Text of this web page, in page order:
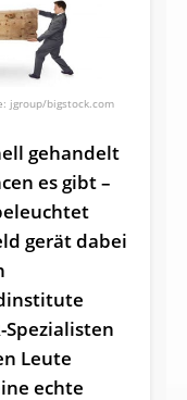
jgroup/bigstock.com
gehandelt
es gibt –
gerät dabei
Spezialisten
Leute
echte